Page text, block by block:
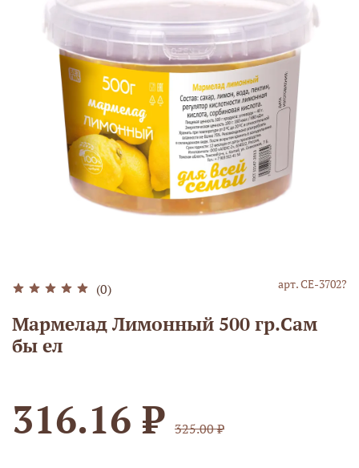
(0) арт.СЕ-3702?
Мармелад Лимонный 500 гр.Сам
бы ел
316.16 ₽ 325.00 ₽